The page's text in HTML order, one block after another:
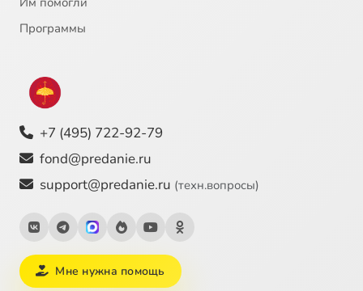
Программы
+7 (495) 722-92-79
fond@predanie.ru
support@predanie.ru (техн.вопросы)
Мне нужна помощь